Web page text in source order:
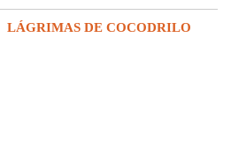
LÁGRIMAS DE COCODRILO